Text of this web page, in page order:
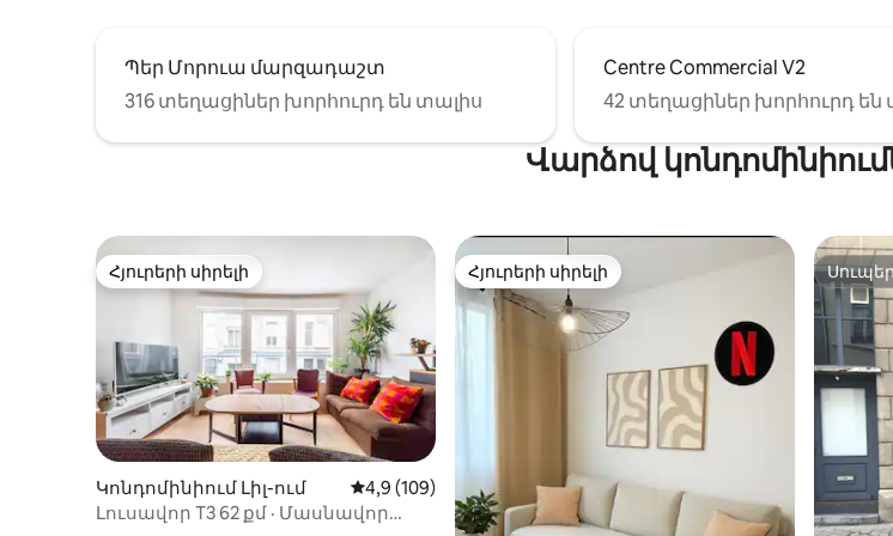
Պեր Մորուա մարզադաշտ
316 տեղացիներ խորհուրդ են տալիս
Centre Commercial V2
42 տեղացիներ խորհուրդ են
Վարձով
Հյուրերի սիրելի
Հյուրերի սիրելի
Կոնդոմինիում Լիլ-ում Միջին վարկանիշը՝ 5-ից 4,9, 109 կարծիք
4,9 (109)
Լուսավոր T3 62 քմ · Մասնավոր
Հյուրերի սիրելի
Հյուրերի սիրելի